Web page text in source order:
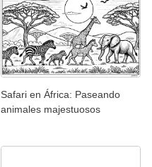
Safari en África: Paseando
animales majestuosos